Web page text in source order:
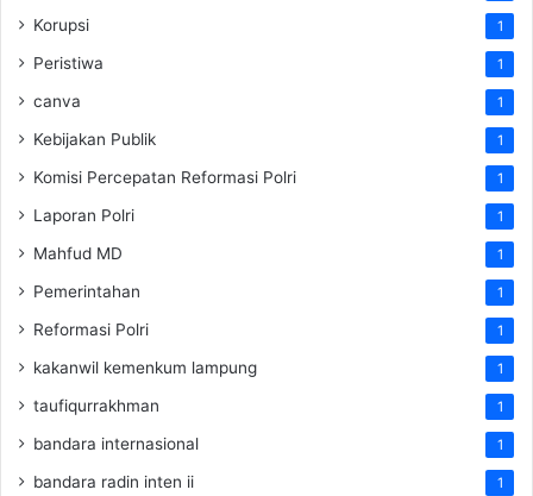
Korupsi 1
Peristiwa 1
canva 1
Kebijakan Publik 1
Komisi Percepatan Reformasi Polri 1
Laporan Polri 1
Mahfud MD 1
Pemerintahan 1
Reformasi Polri 1
kakanwil kemenkum lampung 1
taufiqurrakhman 1
bandara internasional 1
bandara radin inten ii 1